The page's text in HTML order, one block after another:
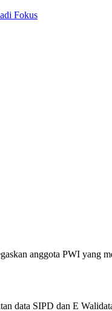
Fokus
anggota PWI yang